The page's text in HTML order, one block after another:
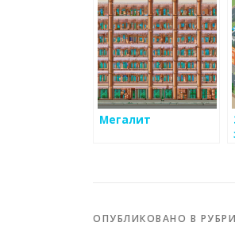
Мегалит
ОПУБЛИКОВАНО В